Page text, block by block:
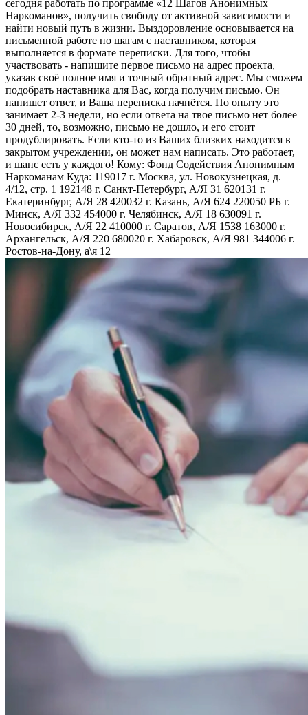
сегодня работать по программе «12 Шагов Анонимных
Наркоманов», получить свободу от активной зависимости и
найти новый путь в жизни. Выздоровление основывается на
письменной работе по шагам с наставником, которая
выполняется в формате переписки. Для того, чтобы
участвовать - напишите первое письмо на адрес проекта,
указав своё полное имя и точный обратный адрес. Мы сможем
подобрать наставника для Вас, когда получим письмо. Он
напишет ответ, и Ваша переписка начнётся. По опыту это
занимает 2-3 недели, но если ответа на твое письмо нет более
30 дней, то, возможно, письмо не дошло, и его стоит
продублировать. Если кто-то из Ваших близких находится в
закрытом учреждении, он может нам написать. Это работает,
и шанс есть у каждого! Кому: Фонд Содействия Анонимным
Наркоманам Куда: 119017 г. Москва, ул. Новокузнецкая, д.
4/12, стр. 1 192148 г. Санкт-Петербург, А/Я 31 620131 г.
Екатеринбург, А/Я 28 420032 г. Казань, А/Я 624 220050 РБ г.
Минск, А/Я 332 454000 г. Челябинск, А/Я 18 630091 г.
Новосибирск, А/Я 22 410000 г. Саратов, А/Я 1538 163000 г.
Архангельск, А/Я 220 680020 г. Хабаровск, А/Я 981 344006 г.
Ростов-на-Дону, а\я 12